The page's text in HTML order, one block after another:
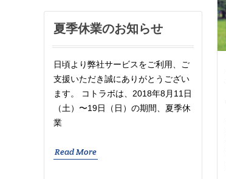
夏季休業のお知らせ
日頃より弊社サービスをご利用、ご
支援いただき誠にありがとうござい
ます。 コトラボは、2018年8月11日
（土）〜19日（日）の期間、夏季休
業
Read More